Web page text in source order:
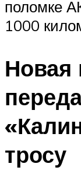
поломке
1000
Новая
тросу